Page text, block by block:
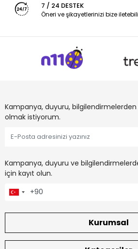
7 / 24 DESTEK
Öneri ve şikayetlerinizi bize
Kampanya, duyuru,
olmak istiyorum.
Kampanya, duyuru ve
için kayıt olun.
Kurumsal